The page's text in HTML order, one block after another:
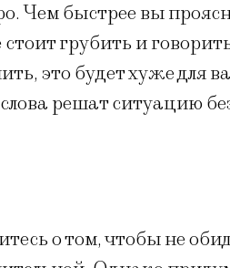
Чем быстрее вы
грубить и
это будет хуже для
решат ситуацию
о том, чтобы не